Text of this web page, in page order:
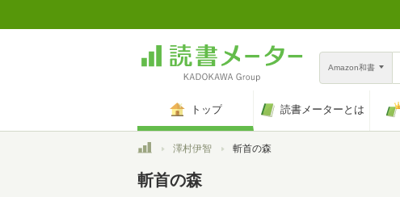
Amazon和書
トップ 読書メーターとは
トップ澤村伊智 斬首の森
斬首の森